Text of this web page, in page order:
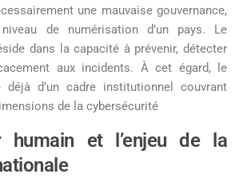
une mauvaise gouvernance,
de numérisation d’un pays. Le
dans la capacité à prévenir, détecter
aux incidents. À cet égard, le
déjà d’un cadre institutionnel couvrant
de la cybersécurité
humain et l’enjeu de la